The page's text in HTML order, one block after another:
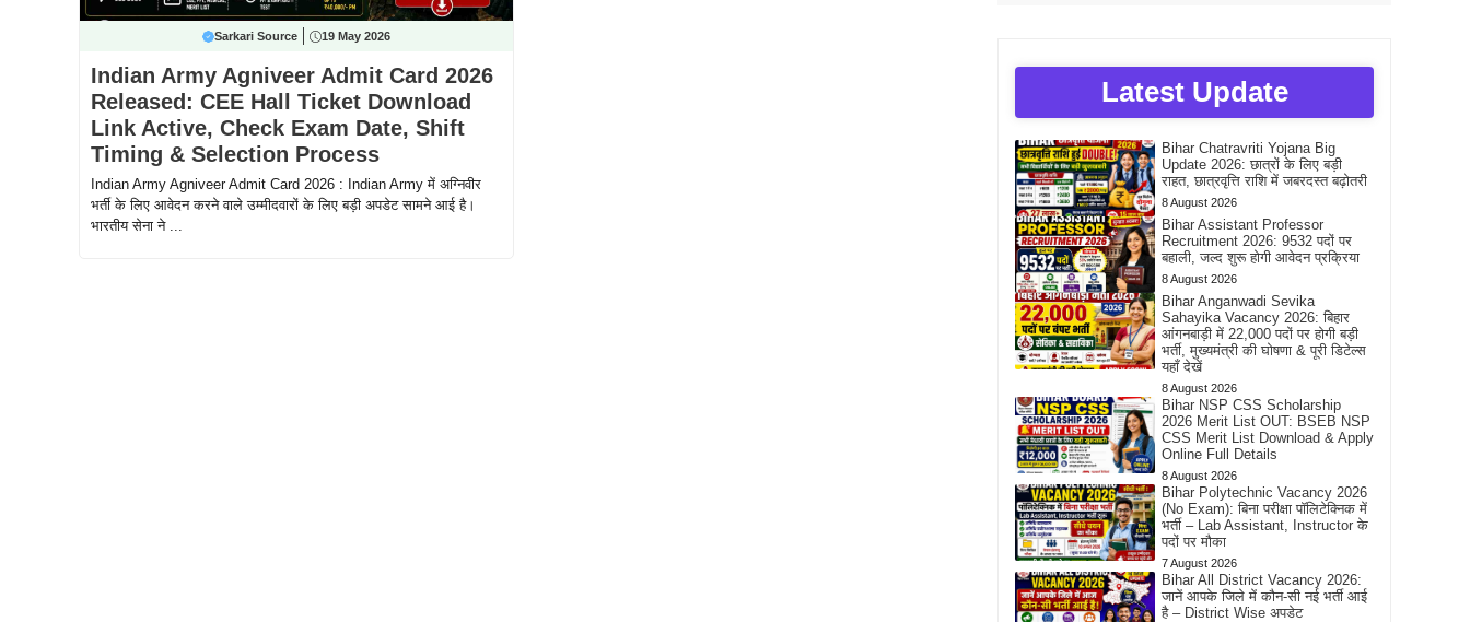
Sarkari Source 19 May 2026
Indian Army Agniveer Admit Card 2026
Released: CEE Hall Ticket Download
Link Active, Check Exam Date, Shift
Timing & Selection Process
Indian Army Agniveer Admit Card 2026 : Indian Army में अग्निवीर
भर्ती के लिए आवेदन करने वाले उम्मीदवारों के लिए बड़ी अपडेट सामने आई है।
भारतीय सेना ने ...
Latest Update
Bihar Chatravriti Yojana Big
Update 2026: छात्रों के लिए बड़ी
राहत, छात्रवृत्ति राशि में जबरदस्त बढ़ोतरी
8 August 2026
Bihar Assistant Professor
Recruitment 2026: 9532 पदों पर
बहाली, जल्द शुरू होगी आवेदन प्रक्रिया
8 August 2026
Bihar Anganwadi Sevika
Sahayika Vacancy 2026: बिहार
आंगनबाड़ी में 22,000 पदों पर होगी बड़ी
भर्ती, मुख्यमंत्री की घोषणा & पूरी डिटेल्स
यहाँ देखें
8 August 2026
Bihar NSP CSS Scholarship
2026 Merit List OUT: BSEB NSP
CSS Merit List Download & Apply
Online Full Details
8 August 2026
Bihar Polytechnic Vacancy 2026
(No Exam): बिना परीक्षा पॉलिटेक्निक में
भर्ती – Lab Assistant, Instructor के
पदों पर मौका
7 August 2026
Bihar All District Vacancy 2026:
जानें आपके जिले में कौन-सी नई भर्ती आई
है – District Wise अपडेट